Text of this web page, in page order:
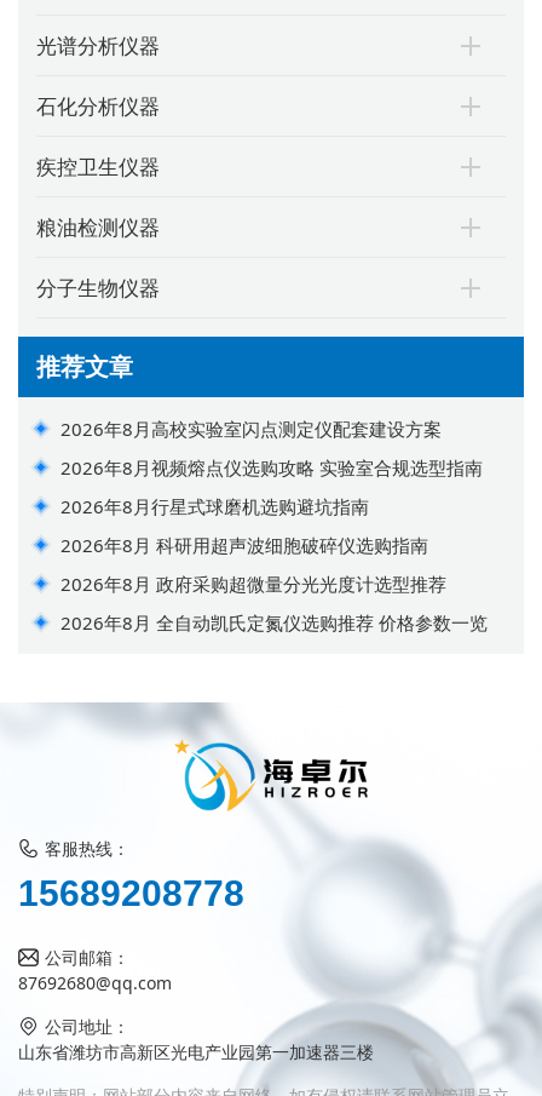
光谱分析仪器
石化分析仪器
疾控卫生仪器
粮油检测仪器
分子生物仪器
推荐文章
2026年8月高校实验室闪点测定仪配套建设方案
2026年8月视频熔点仪选购攻略 实验室合规选型指南
2026年8月行星式球磨机选购避坑指南
2026年8月 科研用超声波细胞破碎仪选购指南
2026年8月 政府采购超微量分光光度计选型推荐
2026年8月 全自动凯氏定氮仪选购推荐 价格参数一览
客服热线：
15689208778
公司邮箱：
87692680@qq.com
公司地址：
山东省潍坊市高新区光电产业园第一加速器三楼